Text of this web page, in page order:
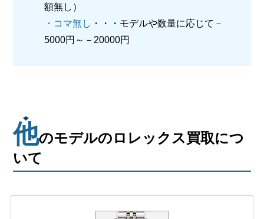
額無し）
・コマ無し ・・・モデルや数量に応じて－
5000円～－20000円
他のモデルのロレックス買取につ
いて